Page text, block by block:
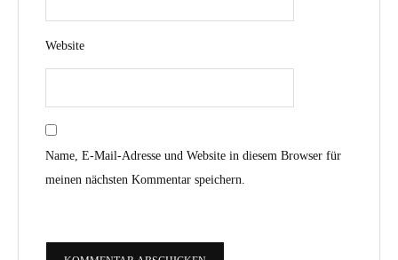
Website
Name, E-Mail-Adresse und Website in diesem Browser für
meinen nächsten Kommentar speichern.